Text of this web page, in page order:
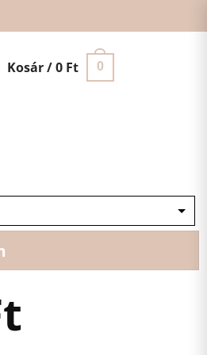
Kosár /0 Ft 0